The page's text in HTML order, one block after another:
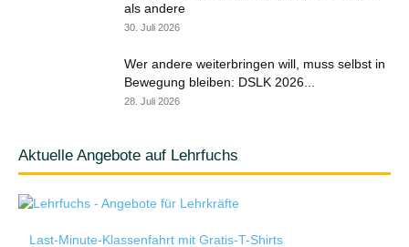
als andere
30. Juli 2026
Wer andere weiterbringen will, muss selbst in
Bewegung bleiben: DSLK 2026...
28. Juli 2026
Aktuelle Angebote auf Lehrfuchs
Last-Minute-Klassenfahrt mit Gratis-T-Shirts